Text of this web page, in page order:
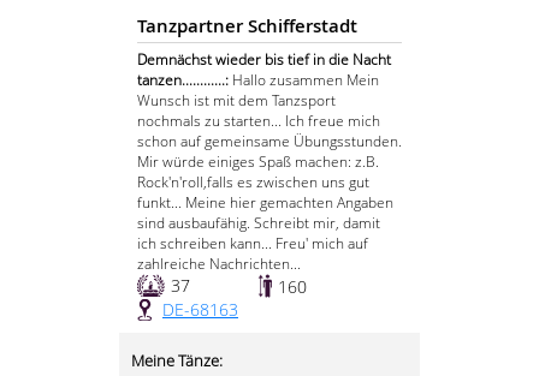
Tanzpartner Schifferstadt
Demnächst wieder bis tief in die Nacht
tanzen............: Hallo zusammen Mein
Wunsch ist mit dem Tanzsport
nochmals zu starten... Ich freue mich
schon auf gemeinsame Übungsstunden.
Mir würde einiges Spaß machen: z.B.
Rock'n'roll,falls es zwischen uns gut
funkt... Meine hier gemachten Angaben
sind ausbaufähig. Schreibt mir, damit
ich schreiben kann... Freu' mich auf
zahlreiche Nachrichten...
37
160
DE-68163
Meine Tänze: